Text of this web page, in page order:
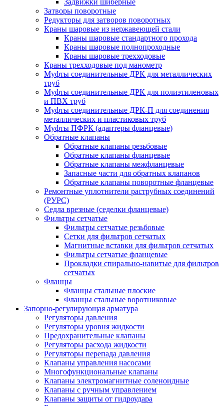
Задвижки шиберные
Затворы поворотные
Редукторы для затворов поворотных
Краны шаровые из нержавеющей стали
Краны шаровые стандартного прохода
Краны шаровые полнопроходные
Краны шаровые трехходовые
Краны трехходовые под манометр
Муфты соединительные ДРК для металлических
труб
Муфты соединительные ДРК для полиэтиленовых
и ПВХ труб
Муфты соединительные ДРК-П для соединения
металлических и пластиковых труб
Муфты ПФРК (адаптеры фланцевые)
Обратные клапаны
Обратные клапаны резьбовые
Обратные клапаны фланцевые
Обратные клапаны межфланцевые
Запасные части для обратных клапанов
Обратные клапаны поворотные фланцевые
Ремонтные уплотнители раструбных соединений
(РУРС)
Седла врезные (седелки фланцевые)
Фильтры сетчатые
Фильтры сетчатые резьбовые
Сетки для фильтров сетчатых
Магнитные вставки для фильтров сетчатых
Фильтры сетчатые фланцевые
Прокладки спирально-навитые для фильтров
сетчатых
Фланцы
Фланцы стальные плоские
Фланцы стальные воротниковые
Запорно-регулирующая арматура
Регуляторы давления
Регуляторы уровня жидкости
Предохранительные клапаны
Регуляторы расхода жидкости
Регуляторы перепада давления
Клапаны управления насосами
Многофункциональные клапаны
Клапаны электромагнитные соленоидные
Клапаны с ручным управлением
Клапаны защиты от гидроудара